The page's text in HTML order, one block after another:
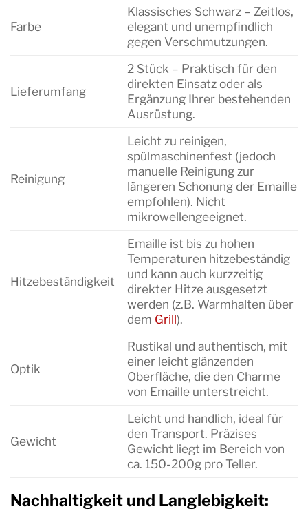
Farbe
Klassisches Schwarz – Zeitlos,
elegant und unempfindlich
gegen Verschmutzungen.
Lieferumfang
2 Stück – Praktisch für den
direkten Einsatz oder als
Ergänzung Ihrer bestehenden
Ausrüstung.
Reinigung
Leicht zu reinigen,
spülmaschinenfest (jedoch
manuelle Reinigung zur
längeren Schonung der Emaille
empfohlen). Nicht
mikrowellengeeignet.
Hitzebeständigkeit
Emaille ist bis zu hohen
Temperaturen hitzebeständig
und kann auch kurzzeitig
direkter Hitze ausgesetzt
werden (z.B. Warmhalten über
dem Grill).
Optik
Rustikal und authentisch, mit
einer leicht glänzenden
Oberfläche, die den Charme
von Emaille unterstreicht.
Gewicht
Leicht und handlich, ideal für
den Transport. Präzises
Gewicht liegt im Bereich von
ca. 150-200g pro Teller.
Nachhaltigkeit und Langlebigkeit: